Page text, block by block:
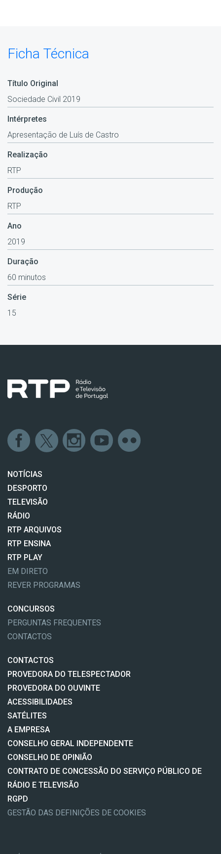
Ficha Técnica
Título Original
Sociedade Civil 2019
Intérpretes
Apresentação de Luís de Castro
Realização
RTP
Produção
RTP
Ano
2019
Duração
60 minutos
Série
15
NOTÍCIAS
DESPORTO
TELEVISÃO
RÁDIO
RTP ARQUIVOS
RTP ENSINA
RTP PLAY
EM DIRETO
REVER PROGRAMAS
CONCURSOS
PERGUNTAS FREQUENTES
CONTACTOS
CONTACTOS
PROVEDORA DO TELESPECTADOR
PROVEDORA DO OUVINTE
ACESSIBILIDADES
SATÉLITES
A EMPRESA
CONSELHO GERAL INDEPENDENTE
CONSELHO DE OPINIÃO
CONTRATO DE CONCESSÃO DO SERVIÇO PÚBLICO DE
RÁDIO E TELEVISÃO
RGPD
GESTÃO DAS DEFINIÇÕES DE COOKIES